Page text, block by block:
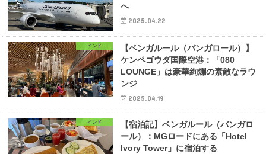
へ
2025.04.22
インド
【ベンガルール（バンガロール）】
ケンペゴウダ国際空港：「080
LOUNGE」は豪華絢爛の素敵なラウ
ンジ
2025.04.19
インド
【宿泊記】ベンガルール（バンガロ
ール）：MGロードにある「Hotel
Ivory Tower」に宿泊する